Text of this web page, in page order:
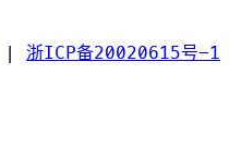
| 浙ICP备20020615号-1